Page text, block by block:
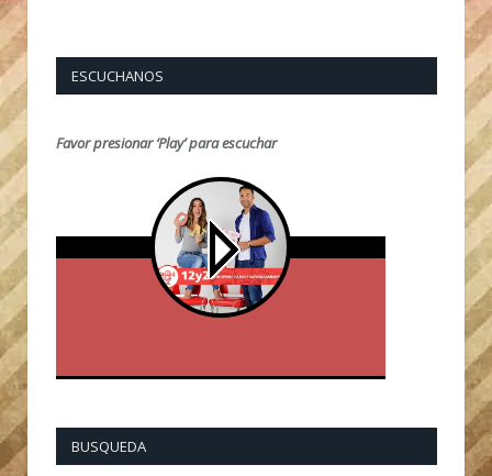
ESCUCHANOS
Favor presionar ‘Play’ para escuchar
BUSQUEDA